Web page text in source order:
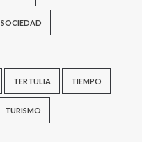
SOCIEDAD
TERTULIA TIEMPO
TURISMO